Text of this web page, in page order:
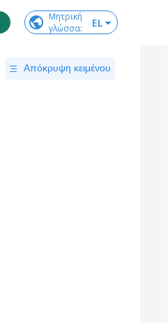
Μητρική
γλώσσα: EL
Απόκρυψη κειμένου